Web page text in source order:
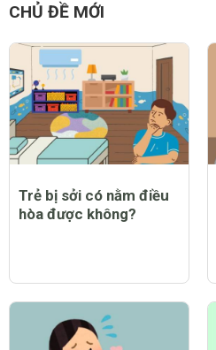
CHỦ ĐỀ MỚI
Trẻ bị sởi có nằm điều
hòa được không?